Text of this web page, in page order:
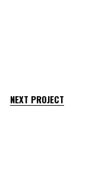
NEXT PROJECT